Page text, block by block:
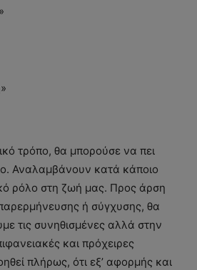
τρόπο, θα μπορούσε να πει
Αναλαμβάνουν κατά κάποιο
ρόλο στη ζωή μας. Προς άρση
ή σύγχυσης, θα
τις συνηθισμένες αλλά στην
και πρόχειρες
πλήρως, ότι εξ’ αφορμής και